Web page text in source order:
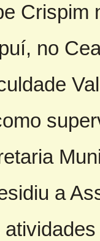
Crispim
no
a